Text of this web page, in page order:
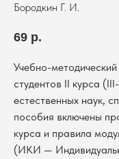
Бородкин Г. И.
69 р.
Учебно-
студентов II курса
естественных наук,
пособия включены
курса и правила
(ИКИ —